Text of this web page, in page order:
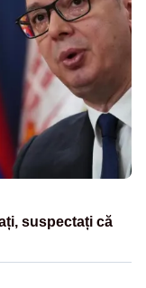
suspectați că